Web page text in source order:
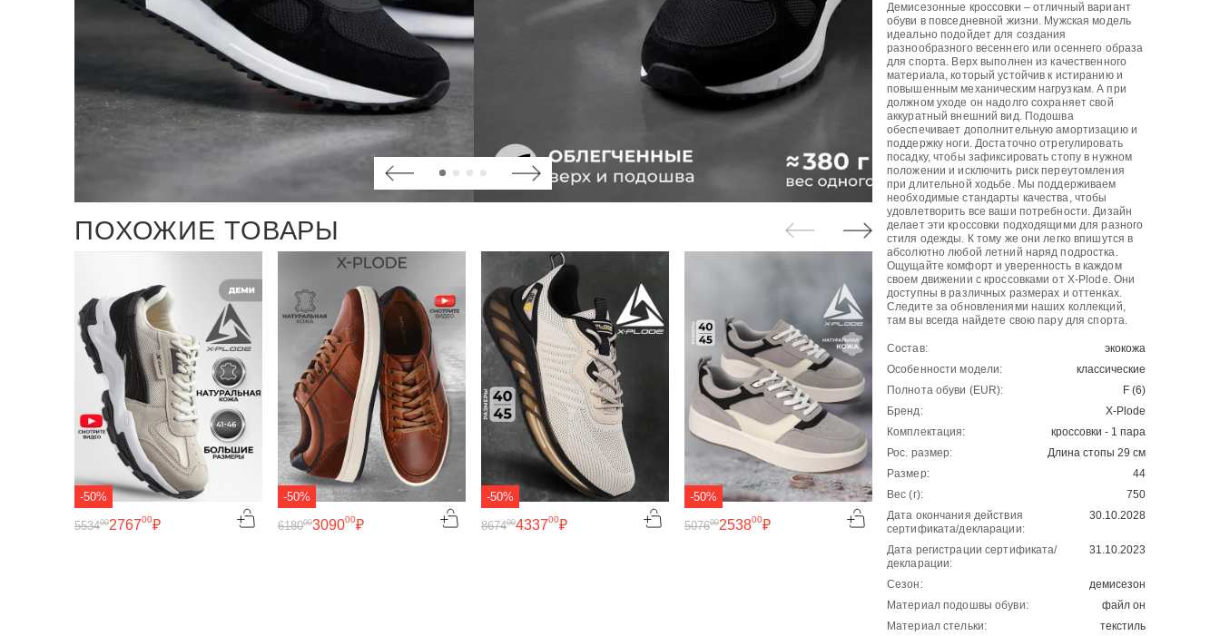
ПОХОЖИЕ ТОВАРЫ
-50%
276700₽
553400
-50%
309000₽
618000
-50%
433700₽
867400
-50%
253800₽
507600
-50%
290400₽
5808 00
Демисезонные кроссовки – отличный вариант
обуви в повседневной жизни. Мужская модель
идеально подойдет для создания
разнообразного весеннего или осеннего образа
для спорта. Верх выполнен из качественного
материала, который устойчив к истиранию и
повышенным механическим нагрузкам. А при
должном уходе он надолго сохраняет свой
аккуратный внешний вид. Подошва
обеспечивает дополнительную амортизацию и
поддержку ноги. Достаточно отрегулировать
посадку, чтобы зафиксировать стопу в нужном
положении и исключить риск переутомления
при длительной ходьбе. Мы поддерживаем
необходимые стандарты качества, чтобы
удовлетворить все ваши потребности. Дизайн
делает эти кроссовки подходящими для разного
стиля одежды. К тому же они легко впишутся в
абсолютно любой летний наряд подростка.
Ощущайте комфорт и уверенность в каждом
своем движении с кроссовками от X-Plode. Они
доступны в различных размерах и оттенках.
Следите за обновлениями наших коллекций,
там вы всегда найдете свою пару для спорта.
Состав:
экокожа
Особенности модели:
классические
Полнота обуви (EUR):
F (6)
Бренд:
X-Plode
Комплектация:
кроссовки - 1 пара
Рос. размер:
Длина стопы 29 см
Размер:
44
Вес (г):
750
Дата окончания действия
сертификата/декларации:
30.10.2028
Дата регистрации сертификата/
декларации:
31.10.2023
Сезон:
демисезон
Материал подошвы обуви:
файл он
Материал стельки:
текстиль